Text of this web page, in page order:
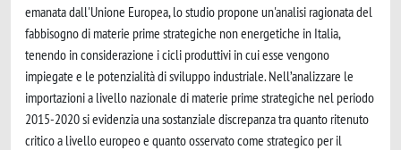
emanata dall'Unione Europea, lo studio propone un'analisi ragionata del
fabbisogno di materie prime strategiche non energetiche in Italia,
tenendo in considerazione i cicli produttivi in cui esse vengono
impiegate e le potenzialità di sviluppo industriale. Nell’analizzare le
importazioni a livello nazionale di materie prime strategiche nel periodo
2015-2020 si evidenzia una sostanziale discrepanza tra quanto ritenuto
critico a livello europeo e quanto osservato come strategico per il